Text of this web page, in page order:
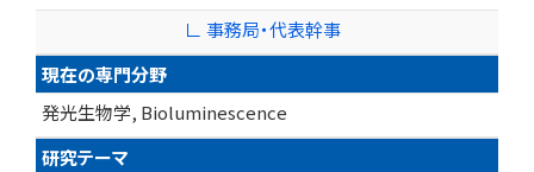
∟ 事務局・代表幹事
現在の専門分野
発光生物学, Bioluminescence
研究テーマ